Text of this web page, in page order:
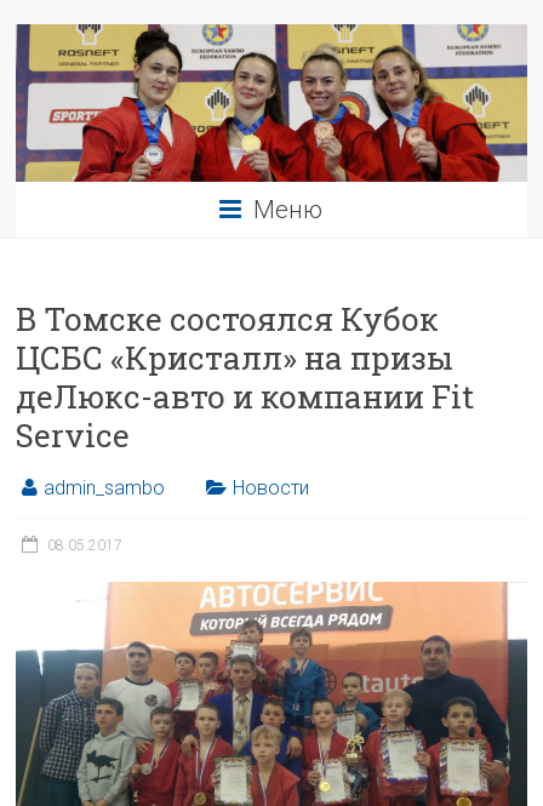
Меню
В Томске состоялся Кубок
ЦСБС «Кристалл» на призы
деЛюкс-авто и компании Fit
Service
admin_sambo Новости
08.05.2017